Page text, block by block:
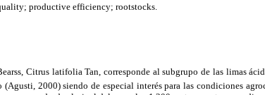
productive efficiency; rootstocks.
Bearss, Citrus latifolia Tan, corresponde al subgrupo de las limas
2000) siendo de especial interés para las condiciones